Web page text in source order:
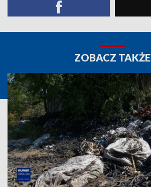
ZOBACZ TAKŻE